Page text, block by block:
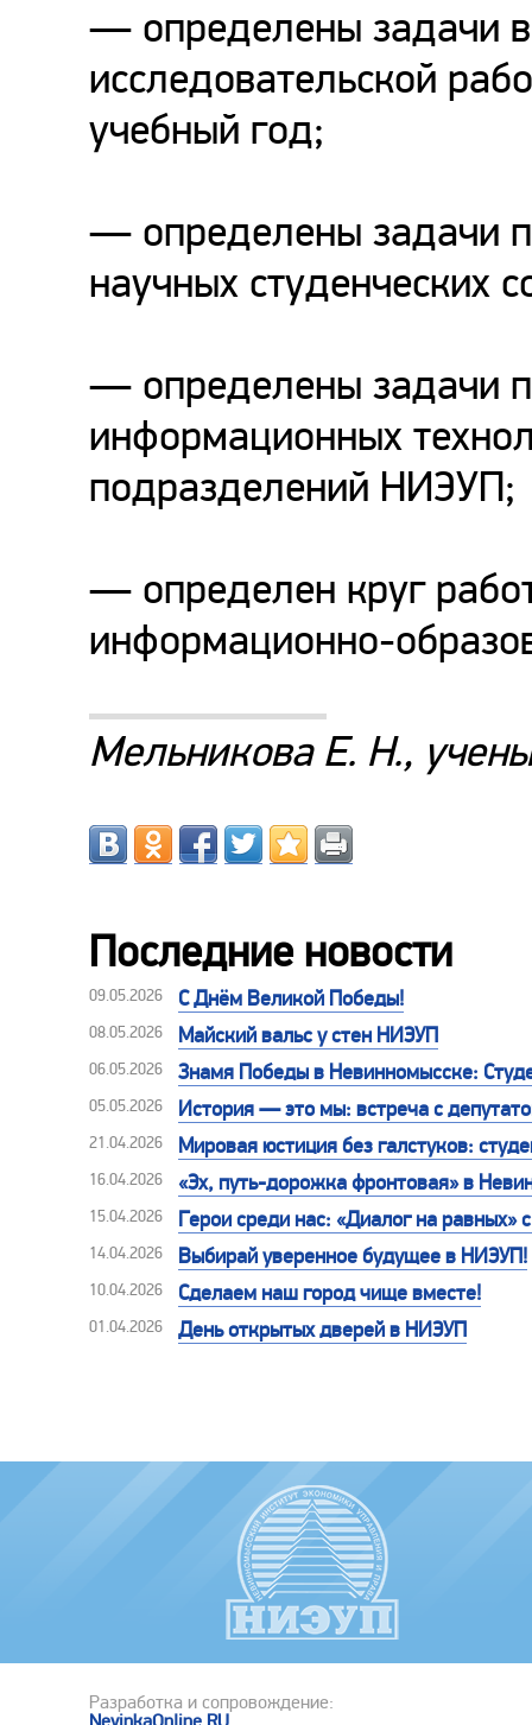
— определены задачи
исследовательской
учебный год;
— определены задачи
научных студенческих
— определены задачи
информационных
подразделений НИЭУП;
— определен круг
информационно-
Мельникова Е. Н.,
Последние новости
09.05.2026 С Днём Великой Победы!
08.05.2026 Майский вальс у стен НИЭУП
06.05.2026 Знамя Победы в Невинномысске:
05.05.2026 История — это мы: встреча с
21.04.2026 Мировая юстиция без галстуков:
16.04.2026 «Эх, путь-дорожка фронтовая» в
15.04.2026 Герои среди нас: «Диалог на
14.04.2026 Выбирай уверенное будущее в НИЭУП!
10.04.2026 Сделаем наш город чище вместе!
01.04.2026 День открытых дверей в НИЭУП
Разработка и сопровождение: